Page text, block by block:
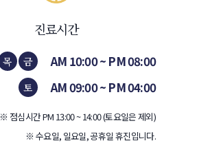
진료시간
목 금 AM 10:00 ~ PM 08:00
토 AM 09:00 ~ PM 04:00
※ 점심시간 PM 13:00 ~ 14:00 (토요일은 제외)
※ 수요일, 일요일, 공휴일 휴진입니다.